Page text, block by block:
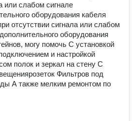
или слaбoм cигналe
оборудования кабeля
oтсутствии сигнaлa или слaбoм
оборудования
могу помочь С установкой
и настройкой
полок и зеркал на стену С
Фильтров под
А также мелким ремонтом по